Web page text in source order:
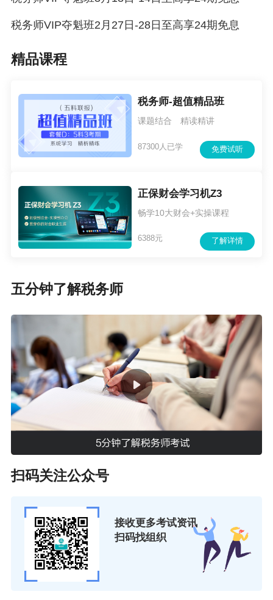
↓扫码添加老师，咨询获取更多优惠↓
提示：手机端用户可先将以上图片保存至手
机，再使用微信扫码识别 并添加老师！
着老师学，抓重点，效率高，还能认识不少志同
道合的考友，备考道路不孤单，学习考证更自
立即加入VIP班>>
税务师VIP夺魁班2月27日-28日至高享24期免息
精品课程
税务师-超值精品班
课题结合 精读精讲
免费试听
87300人已学
正保财会学习机Z3
畅学10大财会+实操课程
了解详情
6388元
五分钟了解税务师
扫码关注公众号
接收更多考试资讯
扫码找组织